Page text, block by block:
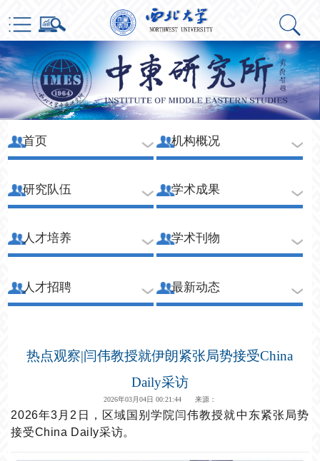
首页 机构概况
研究队伍 学术成果
人才培养 学术刊物
人才招聘 最新动态
热点观察|闫伟教授就伊朗紧张局势接受China
Daily采访
2026年03月04日 00:21:44 来源：
2026年3月2日，区域国别学院闫伟教授就中东紧张局势
接受China Daily采访。